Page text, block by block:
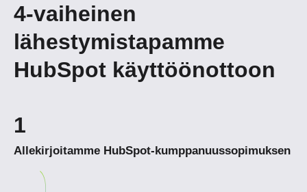
4-vaiheinen
lähestymistapamme
HubSpot käyttöönottoon
1
Allekirjoitamme HubSpot-kumppanuussopimuksen